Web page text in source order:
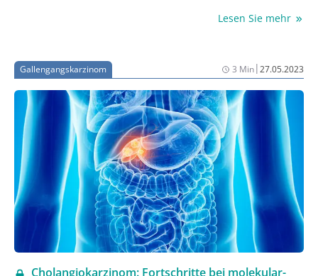
endokrinen Therapie im Laufe der fortschreitenden
diskutierten Experten bei einem Satellitensymposium
beim jährlichen Brustkrebskongress der ESMO.
Lesen Sie mehr
Gallengangskarzinom 3 Min|27.05.2023
Cholangiokarzinom: Fortschritte bei molekular-